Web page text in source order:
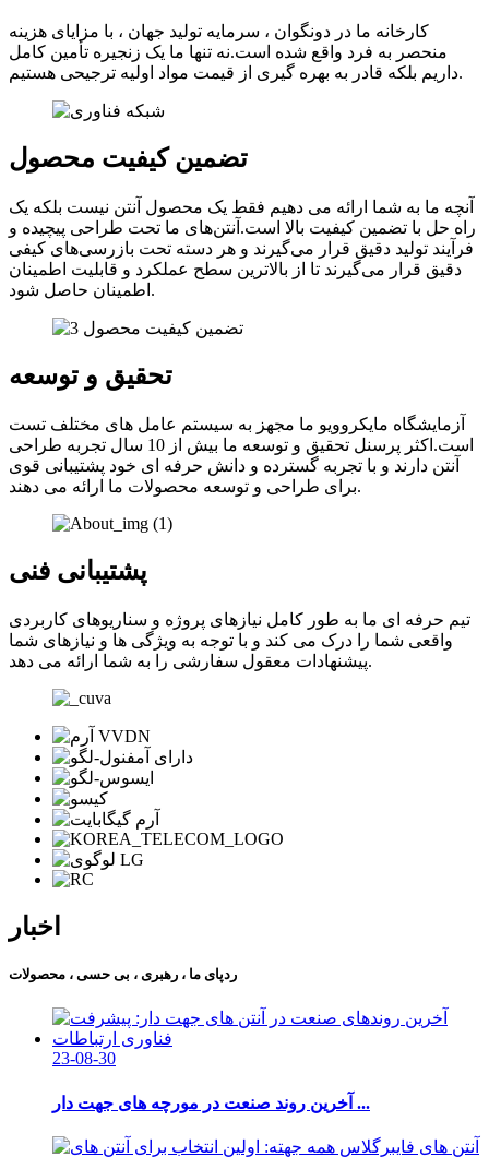
کارخانه ما در دونگوان ، سرمایه تولید جهان ، با مزایای هزینه
منحصر به فرد واقع شده است.نه تنها ما یک زنجیره تأمین کامل
داریم بلکه قادر به بهره گیری از قیمت مواد اولیه ترجیحی هستیم.
تضمین کیفیت محصول
آنچه ما به شما ارائه می دهیم فقط یک محصول آنتن نیست بلکه یک
راه حل با تضمین کیفیت بالا است.آنتن‌های ما تحت طراحی پیچیده و
فرآیند تولید دقیق قرار می‌گیرند و هر دسته تحت بازرسی‌های کیفی
دقیق قرار می‌گیرند تا از بالاترین سطح عملکرد و قابلیت اطمینان
اطمینان حاصل شود.
تحقیق و توسعه
آزمایشگاه مایکروویو ما مجهز به سیستم عامل های مختلف تست
است.اکثر پرسنل تحقیق و توسعه ما بیش از 10 سال تجربه طراحی
آنتن دارند و با تجربه گسترده و دانش حرفه ای خود پشتیبانی قوی
برای طراحی و توسعه محصولات ما ارائه می دهند.
پشتیبانی فنی
تیم حرفه ای ما به طور کامل نیازهای پروژه و سناریوهای کاربردی
واقعی شما را درک می کند و با توجه به ویژگی ها و نیازهای شما
پیشنهادات معقول سفارشی را به شما ارائه می دهد.
اخبار
ردپای ما ، رهبری ، بی حسی ، محصولات
23-08-30
آخرین روند صنعت در مورچه های جهت دار ...